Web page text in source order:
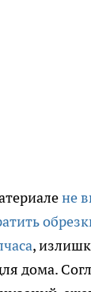
не
,
дома.